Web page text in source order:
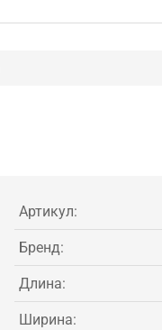
Артикул:
Бренд:
Длина:
Ширина: